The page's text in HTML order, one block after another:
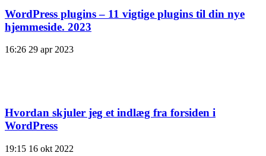
WordPress plugins – 11 vigtige plugins til din nye
hjemmeside. 2023
16:26 29 apr 2023
Hvordan skjuler jeg et indlæg fra forsiden i
WordPress
19:15 16 okt 2022